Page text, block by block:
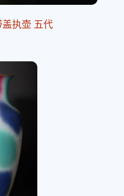
执壶 五代